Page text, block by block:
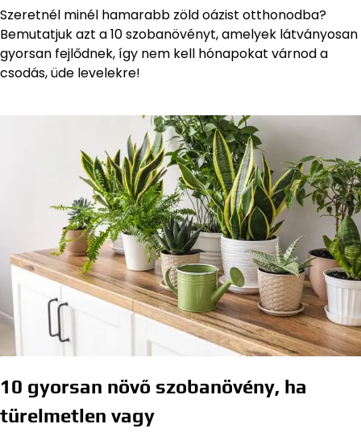
Szeretnél minél hamarabb zöld oázist otthonodba?
Bemutatjuk azt a 10 szobanövényt, amelyek látványosan
gyorsan fejlődnek, így nem kell hónapokat várnod a
csodás, üde levelekre!
10 gyorsan növő szobanövény, ha
türelmetlen vagy